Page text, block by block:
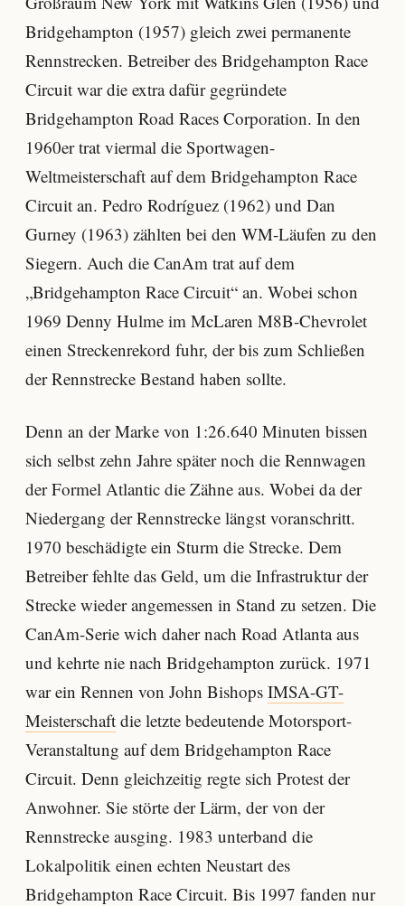
Bridgehampton (1957) gleich zwei permanente
Rennstrecken. Betreiber des Bridgehampton Race
Circuit war die extra dafür gegründete
Bridgehampton Road Races Corporation. In den
1960er trat viermal die Sportwagen-
Weltmeisterschaft auf dem Bridgehampton Race
Circuit an. Pedro Rodríguez (1962) und Dan
Gurney (1963) zählten bei den WM-Läufen zu den
Siegern. Auch die CanAm trat auf dem
„Bridgehampton Race Circuit“ an. Wobei schon
1969 Denny Hulme im McLaren M8B-Chevrolet
einen Streckenrekord fuhr, der bis zum Schließen
der Rennstrecke Bestand haben sollte.
Denn an der Marke von 1:26.640 Minuten bissen
sich selbst zehn Jahre später noch die Rennwagen
der Formel Atlantic die Zähne aus. Wobei da der
Niedergang der Rennstrecke längst voranschritt.
1970 beschädigte ein Sturm die Strecke. Dem
Betreiber fehlte das Geld, um die Infrastruktur der
Strecke wieder angemessen in Stand zu setzen. Die
CanAm-Serie wich daher nach Road Atlanta aus
und kehrte nie nach Bridgehampton zurück. 1971
war ein Rennen von John Bishops IMSA-GT-
Meisterschaft die letzte bedeutende Motorsport-
Veranstaltung auf dem Bridgehampton Race
Circuit. Denn gleichzeitig regte sich Protest der
Anwohner. Sie störte der Lärm, der von der
Rennstrecke ausging. 1983 unterband die
Lokalpolitik einen echten Neustart des
Bridgehampton Race Circuit. Bis 1997 fanden nur